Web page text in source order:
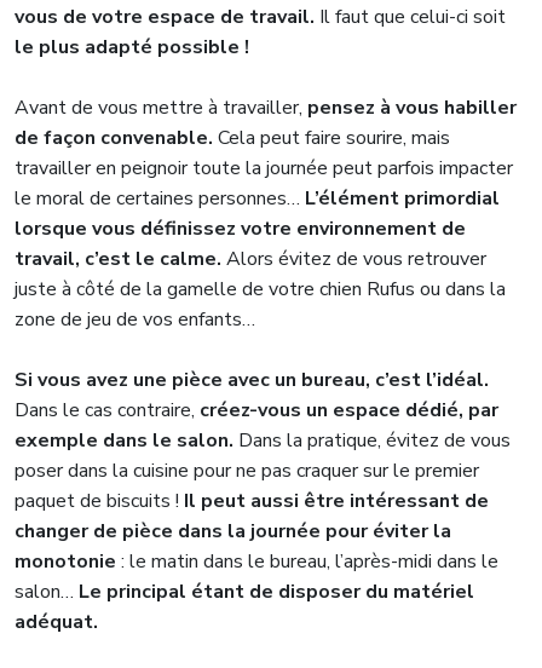
vous de votre espace de travail. Il faut que celui-ci soit
le plus adapté possible !
Avant de vous mettre à travailler, pensez à vous habiller
de façon convenable. Cela peut faire sourire, mais
travailler en peignoir toute la journée peut parfois impacter
le moral de certaines personnes… L’élément primordial
lorsque vous définissez votre environnement de
travail, c’est le calme. Alors évitez de vous retrouver
juste à côté de la gamelle de votre chien Rufus ou dans la
zone de jeu de vos enfants…
Si vous avez une pièce avec un bureau, c’est l’idéal.
Dans le cas contraire, créez-vous un espace dédié, par
exemple dans le salon. Dans la pratique, évitez de vous
poser dans la cuisine pour ne pas craquer sur le premier
paquet de biscuits ! Il peut aussi être intéressant de
changer de pièce dans la journée pour éviter la
monotonie : le matin dans le bureau, l’après-midi dans le
salon… Le principal étant de disposer du matériel
adéquat.